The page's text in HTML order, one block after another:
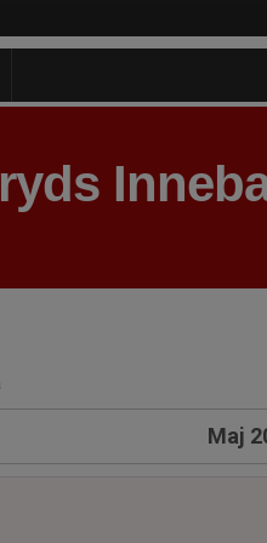
Maj